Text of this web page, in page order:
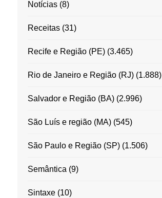
Notícias(8)
Receitas(31)
Recife e Região (PE)(3.465)
Rio de Janeiro e Região (RJ)(1.888)
Salvador e Região (BA)(2.996)
São Luís e região (MA)(545)
São Paulo e Região (SP)(1.506)
Semântica (9)
Sintaxe(10)